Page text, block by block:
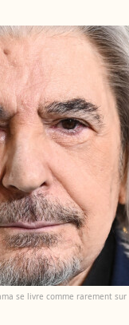
se livre comme rarement